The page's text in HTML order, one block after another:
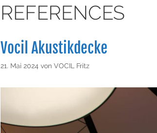
REFERENCES
Vocil Akustikdecke
21. Mai 2024 von VOCIL Fritz